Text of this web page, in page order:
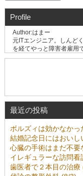
Profile
Author:はまー
元ITエンジニア。しんど
を経てやっと障害者雇用
最近の投稿
ボルズィは効かなかっ
結婚記念日にはおい
心臓の手術はまだ不要
イレギュラーな訪問看
歯医者で２本目の治療